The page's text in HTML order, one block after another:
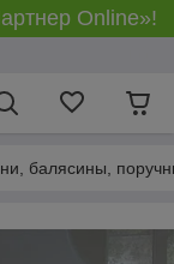
Online»!
балясины,